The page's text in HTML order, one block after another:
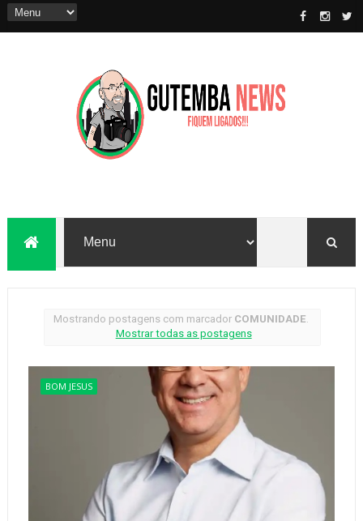
Mostrando postagens com marcador COMUNIDADE
Mostrar todas as postagens
BOM JESUS